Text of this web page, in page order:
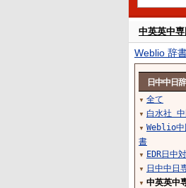
中英英中
Weblio 辞
日中中日
▼ 全て
▼ 白水社
▼ Weblio中
書
▼ EDR日中
▼ 日中中日
▼ 中英英中